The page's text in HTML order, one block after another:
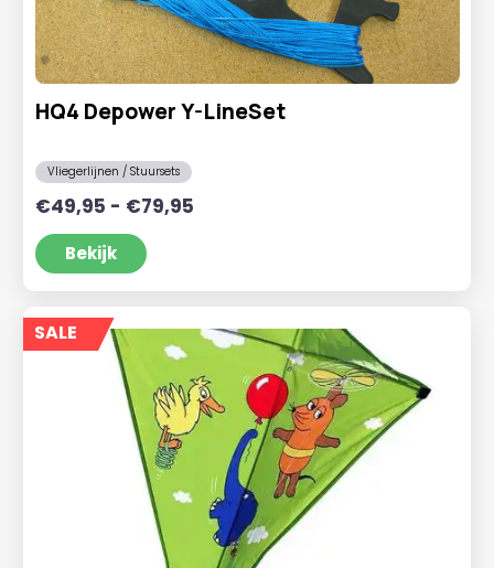
HQ4 Depower Y-LineSet
Vliegerlijnen / Stuursets
€49,95 - €79,95Prijsklasse:
Bekijk
SALE